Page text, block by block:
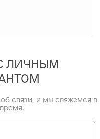
ЛИЧНЫМ
связи, и мы свяжемся в